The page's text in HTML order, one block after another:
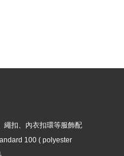
繩扣、內衣扣環等服飾配
100 ( polyester